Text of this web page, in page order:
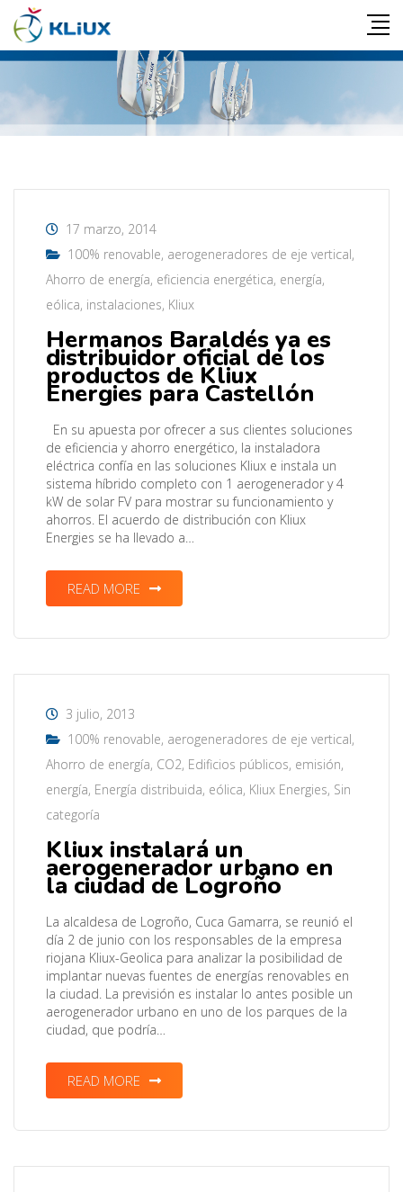
17 marzo, 2014
100% renovable, aerogeneradores de eje vertical,
Ahorro de energía, eficiencia energética, energía,
eólica, instalaciones, Kliux
Hermanos Baraldés ya es
distribuidor oficial de los
productos de Kliux
Energies para Castellón
En su apuesta por ofrecer a sus clientes soluciones
de eficiencia y ahorro energético, la instaladora
eléctrica confía en las soluciones Kliux e instala un
sistema híbrido completo con 1 aerogenerador y 4
kW de solar FV para mostrar su funcionamiento y
ahorros. El acuerdo de distribución con Kliux
Energies se ha llevado a…
READ MORE
3 julio, 2013
100% renovable, aerogeneradores de eje vertical,
Ahorro de energía, CO2, Edificios públicos, emisión,
energía, Energía distribuida, eólica, Kliux Energies, Sin
categoría
Kliux instalará un
aerogenerador urbano en
la ciudad de Logroño
La alcaldesa de Logroño, Cuca Gamarra, se reunió el
día 2 de junio con los responsables de la empresa
riojana Kliux-Geolica para analizar la posibilidad de
implantar nuevas fuentes de energías renovables en
la ciudad. La previsión es instalar lo antes posible un
aerogenerador urbano en uno de los parques de la
ciudad, que podría…
READ MORE